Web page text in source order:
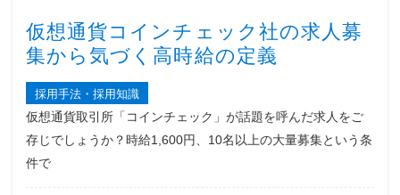
仮想通貨コインチェック社の求人募
集から気づく高時給の定義
採用手法・採用知識
仮想通貨取引所「コインチェック」が話題を呼んだ求人をご
存じでしょうか？時給1,600円、10名以上の大量募集という条
件で